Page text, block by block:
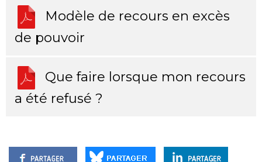
Modèle de recours en excès
de pouvoir
Que faire lorsque mon recours
a été refusé ?